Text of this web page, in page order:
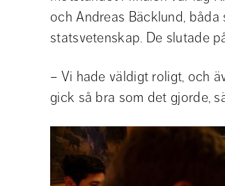
och Andreas Bäcklund,
statsvetenskap. De slutade
– Vi hade väldigt roligt, och
gick så bra som det gjorde,